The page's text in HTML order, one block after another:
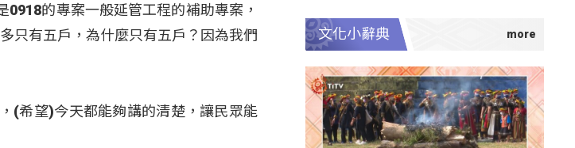
的專案一般延管工程的補助專案，
只有五戶，為什麼只有五戶？因為我們
(希望)今天都能夠講的清楚，讓民眾能
文化小辭典